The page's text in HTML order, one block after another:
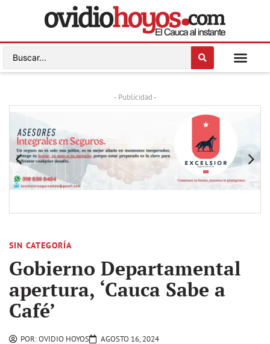
- Publicidad -
SIN CATEGORÍA
Gobierno Departamental
apertura, ‘Cauca Sabe a
Café’
POR:OVIDIO HOYOS AGOSTO 16, 2024